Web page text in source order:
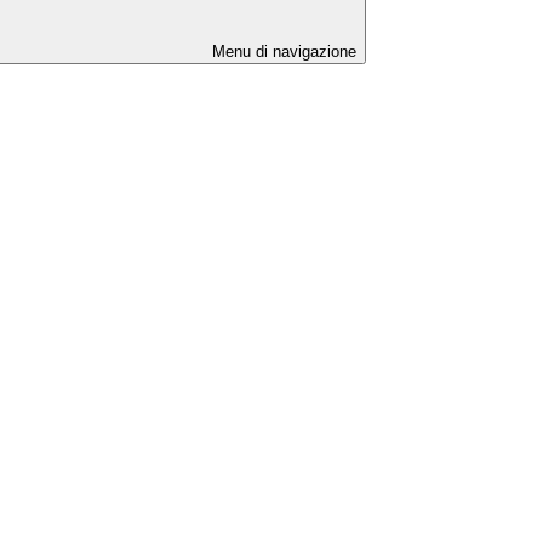
Menu di navigazione